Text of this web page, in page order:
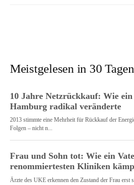
Meistgelesen in 30 Tagen